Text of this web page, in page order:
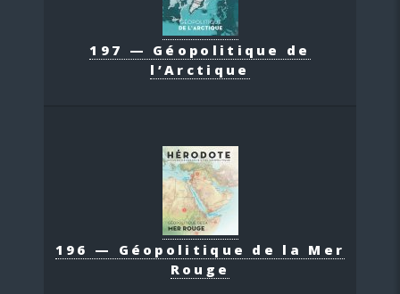
197 — Géopolitique de
l’Arctique
196 — Géopolitique de la Mer
Rouge